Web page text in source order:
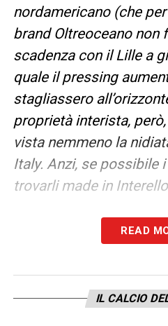
nordamericano (che
brand Oltreoceano non
scadenza con il Lille a
quale il pressing
stagliassero
proprietà interista,
vista nemmeno la
Italy. Anzi, se possibile
trovarli made in Interello
CALCIOMERCATO
RITORNI A MILANO?–
talenti dalla quale
nutrono le convocazioni
READ
IL CALCIO